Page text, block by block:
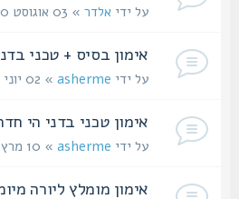
על ידיאלדר » 03 אוגוסט 2020, 09:13
אימון בסיס + טכני בדני הי 5.6.2020
על ידיasherme» 02 יוני 2020, 10:52
אימון טכני בדני הי חדרה
על ידיasherme» 10 מרץ 2020, 15:35
אימון מומלץ ליורה מיומן?